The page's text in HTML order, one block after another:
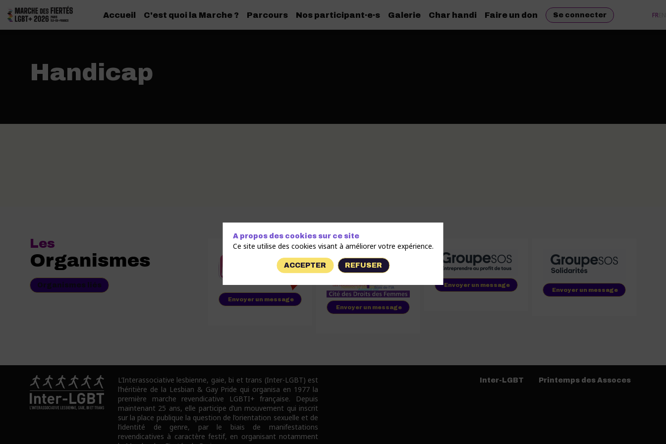
Accueil C'est quoi la Marche ? Parcours Nos participant·e·s Galerie Char handi Faire un don Se connecter FR
Handicap
Les
Organismes
Organismes liés
Envoyer un message
Envoyer un message
Envoyer un message
Envoyer un message
L’Interassociative lesbienne, gaie, bi et trans (Inter-LGBT) est
l’héritière de la Lesbian & Gay Pride qui organisa en 1977 la
première marche revendicative LGBTI+ française. Depuis
maintenant 25 ans, elle participe d’un mouvement qui inscrit
sur la place publique la question de l’orientation sexuelle et de
l’identité de genre, par le biais de manifestations
revendicatives à caractère festif, en organisant notamment
Inter-LGBT Printemps des Assoces
A propos des cookies sur ce site
Ce site utilise des cookies visant à améliorer votre expérience.
ACCEPTER REFUSER